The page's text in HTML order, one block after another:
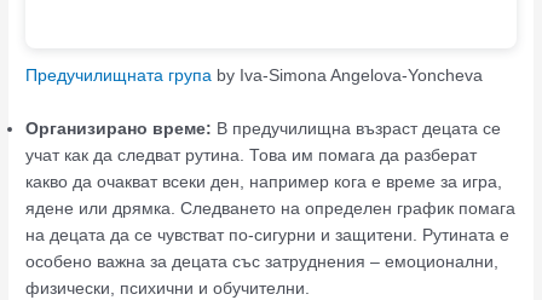
Предучилищната група by Iva-Simona Angelova-Yoncheva
Организирано време: В предучилищна възраст децата се
учат как да следват рутина. Това им помага да разберат
какво да очакват всеки ден, например кога е време за игра,
ядене или дрямка. Следването на определен график помага
на децата да се чувстват по-сигурни и защитени. Рутината е
особено важна за децата със затруднения – емоционални,
физически, психични и обучителни.